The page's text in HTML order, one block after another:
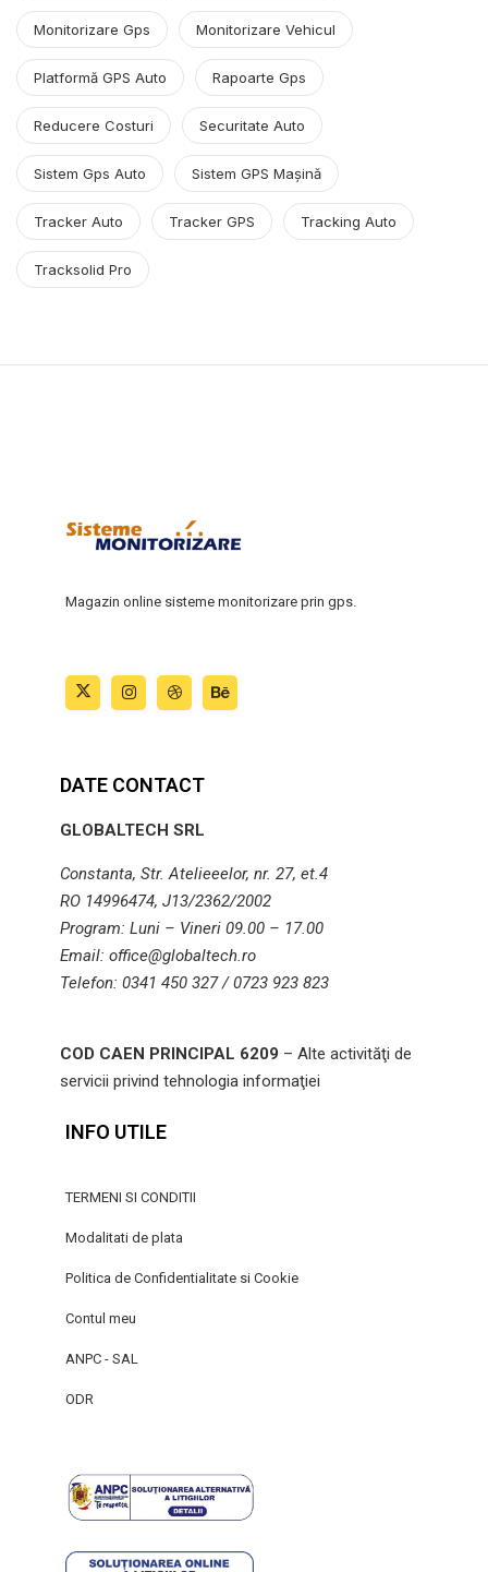
Monitorizare Gps Monitorizare Vehicul
Platformă GPS Auto Rapoarte Gps
Reducere Costuri Securitate Auto
Sistem Gps Auto Sistem GPS Mașină
Tracker Auto Tracker GPS Tracking Auto
Tracksolid Pro
Magazin online sisteme monitorizare prin gps.
DATE CONTACT
GLOBALTECH SRL
Constanta, Str. Atelieeelor, nr. 27, et.4
RO 14996474, J13/2362/2002
Program: Luni – Vineri 09.00 – 17.00
Email: office@globaltech.ro
Telefon: 0341 450 327 / 0723 923 823
COD CAEN PRINCIPAL 6209 – Alte activităţi de
servicii privind tehnologia informaţiei
INFO UTILE
TERMENI SI CONDITII
Modalitati de plata
Politica de Confidentialitate si Cookie
Contul meu
ANPC - SAL
ODR